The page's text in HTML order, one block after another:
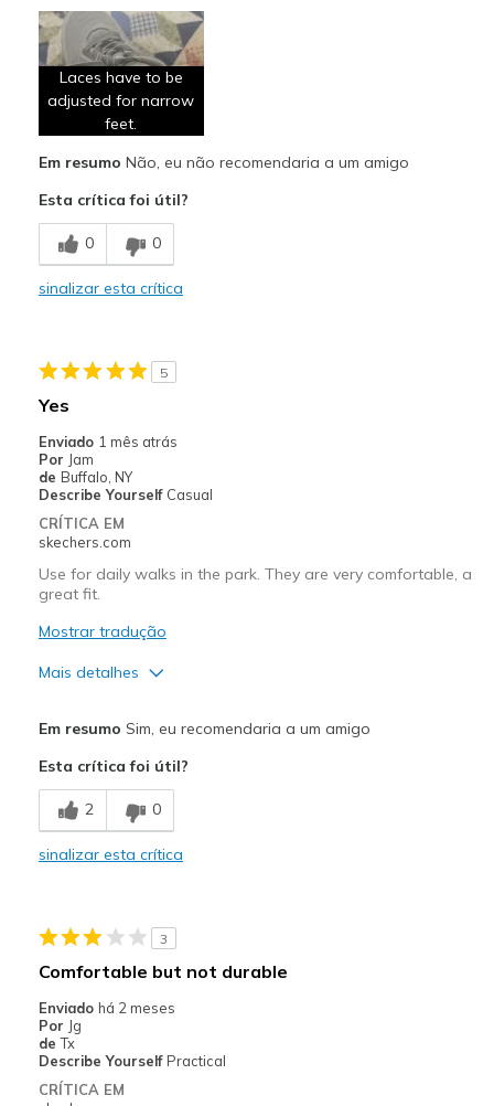
Attractive Design
Comfortable
Laces not really adjustable
Melhores utilizações
Casual Wear
Width
Feels too wide
Laces have to be
adjusted for narrow
feet.
Em resumo Não, eu não recomendaria a um amigo
Esta crítica foi útil?
0 0
sinalizar esta crítica
5
Yes
Enviado 1 mês atrás
Por Jam
de Buffalo, NY
Describe Yourself Casual
CRÍTICA EM
skechers.com
Use for daily walks in the park. They are very comfortable, a
great fit.
Mostrar tradução
Mais detalhes
Breathe Well
Comfortable
Melhores utilizações
Width
Sizing
Feels true to size
View On Shoes
Em resumo Sim, eu recomendaria a um amigo
Esta crítica foi útil?
2 0
sinalizar esta crítica
3
Comfortable but not durable
Enviado há 2 meses
Por Jg
de Tx
Describe Yourself Practical
CRÍTICA EM